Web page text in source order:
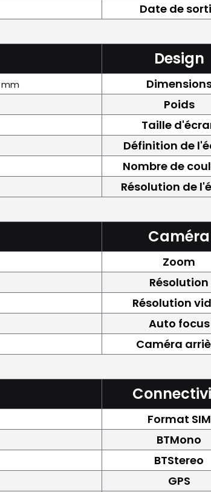
Date de
Design
mm
Poids
Taille
Définition de
Nombre de
Résolution de
Caméra
Zoom
Résolution
Résolution
Auto focus
Caméra
Format SIM
BTMono
BTStereo
GPS